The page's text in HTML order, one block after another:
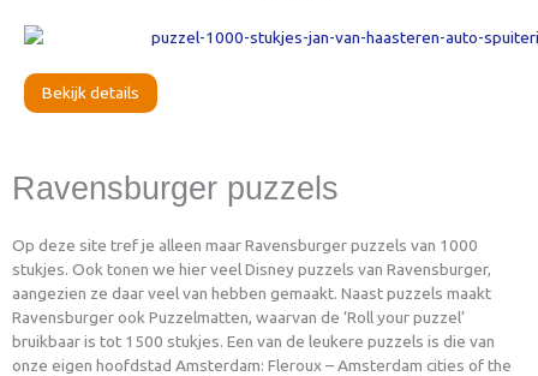
Bekijk details
Ravensburger puzzels
Op deze site tref je alleen maar Ravensburger puzzels van 1000
stukjes. Ook tonen we hier veel Disney puzzels van Ravensburger,
aangezien ze daar veel van hebben gemaakt. Naast puzzels maakt
Ravensburger ook Puzzelmatten, waarvan de ‘Roll your puzzel’
bruikbaar is tot 1500 stukjes. Een van de leukere puzzels is die van
onze eigen hoofdstad Amsterdam: Fleroux – Amsterdam cities of the